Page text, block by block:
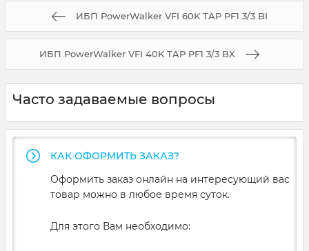
ИБП PowerWalker VFI 60K TAP PF1 3/3 BI
ИБП PowerWalker VFI 40K TAP PF1 3/3 BX
Часто задаваемые вопросы
КАК ОФОРМИТЬ ЗАКАЗ?
Оформить заказ онлайн на интересующий вас
товар можно в любое время суток.
Для этого Вам необходимо: